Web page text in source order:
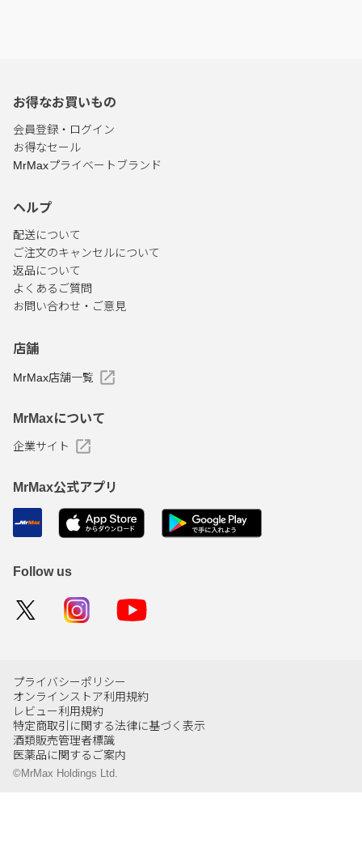
お得なお買いもの
会員登録・ログイン
お得なセール
MrMaxプライベートブランド
ヘルプ
配送について
ご注文のキャンセルについて
返品について
よくあるご質問
お問い合わせ・ご意見
店舗
MrMax店舗一覧
MrMaxについて
企業サイト
MrMax公式アプリ
Follow us
プライバシーポリシー
オンラインストア利用規約
レビュー利用規約
特定商取引に関する法律に基づく表示
酒類販売管理者標識
医薬品に関するご案内
©MrMax Holdings Ltd.